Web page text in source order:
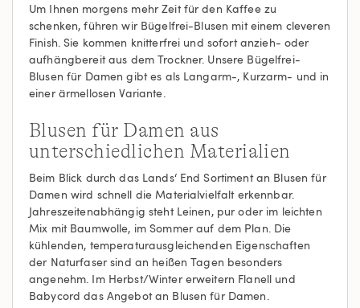
Um Ihnen morgens mehr Zeit für den Kaffee zu
schenken, führen wir Bügelfrei-Blusen mit einem cleveren
Finish. Sie kommen knitterfrei und sofort anzieh- oder
aufhängbereit aus dem Trockner. Unsere Bügelfrei-
Blusen für Damen gibt es als Langarm-, Kurzarm- und in
einer ärmellosen Variante.
Blusen für Damen aus
unterschiedlichen Materialien
Beim Blick durch das Lands‘ End Sortiment an Blusen für
Damen wird schnell die Materialvielfalt erkennbar.
Jahreszeitenabhängig steht Leinen, pur oder im leichten
Mix mit Baumwolle, im Sommer auf dem Plan. Die
kühlenden, temperaturausgleichenden Eigenschaften
der Naturfaser sind an heißen Tagen besonders
angenehm. Im Herbst/Winter erweitern Flanell und
Babycord das Angebot an Blusen für Damen.